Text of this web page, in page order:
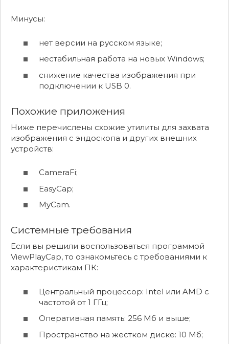
Минусы:
нет версии на русском языке;
нестабильная работа на новых Windows;
снижение качества изображения при
подключении к USB 0.
Похожие приложения
Ниже перечислены схожие утилиты для захвата
изображения с эндоскопа и других внешних
устройств:
CameraFi;
EasyCap;
MyCam.
Системные требования
Если вы решили воспользоваться программой
ViewPlayCap, то ознакомьтесь с требованиями к
характеристикам ПК:
Центральный процессор: Intel или AMD с
частотой от 1 ГГц;
Оперативная память: 256 Мб и выше;
Пространство на жестком диске: 10 Мб;